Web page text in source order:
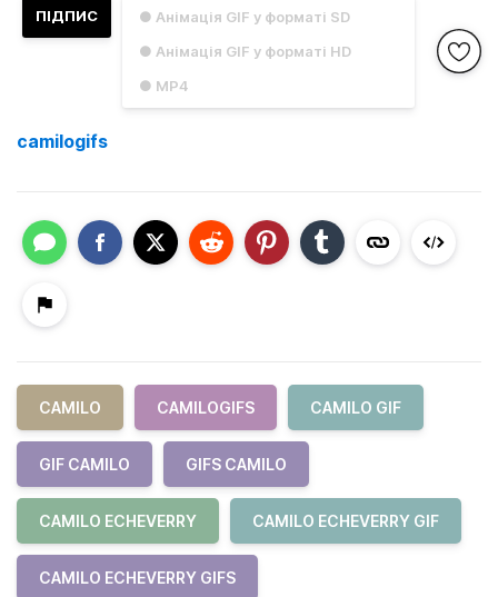
● Анімація GIF у форматі SD
● Анімація GIF у форматі HD
● MP4
ПІДПИС
camilogifs
CAMILO CAMILOGIFS CAMILO GIF
GIF CAMILO GIFS CAMILO
CAMILO ECHEVERRY CAMILO ECHEVERRY GIF
CAMILO ECHEVERRY GIFS